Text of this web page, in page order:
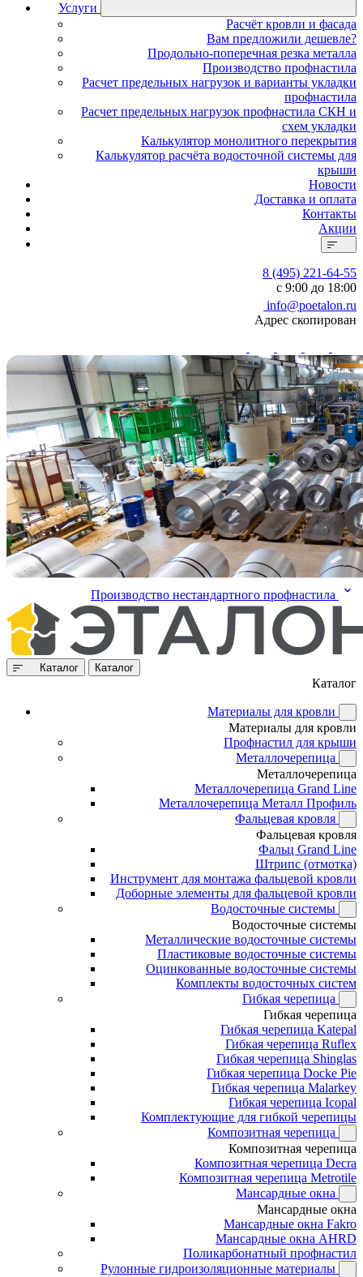
Услуги
Расчёт кровли и фасада
Вам предложили дешевле?
Продольно-поперечная резка металла
Производство профнастила
Расчет предельных нагрузок и варианты укладки
профнастила
Расчет предельных нагрузок профнастила СКН и
схем укладки
Калькулятор монолитного перекрытия
Калькулятор расчёта водосточной системы для
крыши
Новости
Доставка и оплата
Контакты
Акции
8 (495) 221-64-55
с 9:00 до 18:00
info@poetalon.ru
Адрес скопирован
Производство нестандартного профнастила
Каталог Каталог
Каталог
Материалы для кровли
Материалы для кровли
Профнастил для крыши
Металлочерепица
Металлочерепица
Металлочерепица Grand Line
Металлочерепица Металл Профиль
Фальцевая кровля
Фальцевая кровля
Фальц Grand Line
Штрипс (отмотка)
Инструмент для монтажа фальцевой кровли
Доборные элементы для фальцевой кровли
Водосточные системы
Водосточные системы
Металлические водосточные системы
Пластиковые водосточные системы
Оцинкованные водосточные системы
Комплекты водосточных систем
Гибкая черепица
Гибкая черепица
Гибкая черепица Katepal
Гибкая черепица Ruflex
Гибкая черепица Shinglas
Гибкая черепица Docke Pie
Гибкая черепица Malarkey
Гибкая черепица Icopal
Комплектующие для гибкой черепицы
Композитная черепица
Композитная черепица
Композитная черепица Decra
Композитная черепица Metrotile
Мансардные окна
Мансардные окна
Мансардные окна Fakro
Мансардные окна AHRD
Поликарбонатный профнастил
Рулонные гидроизоляционные материалы